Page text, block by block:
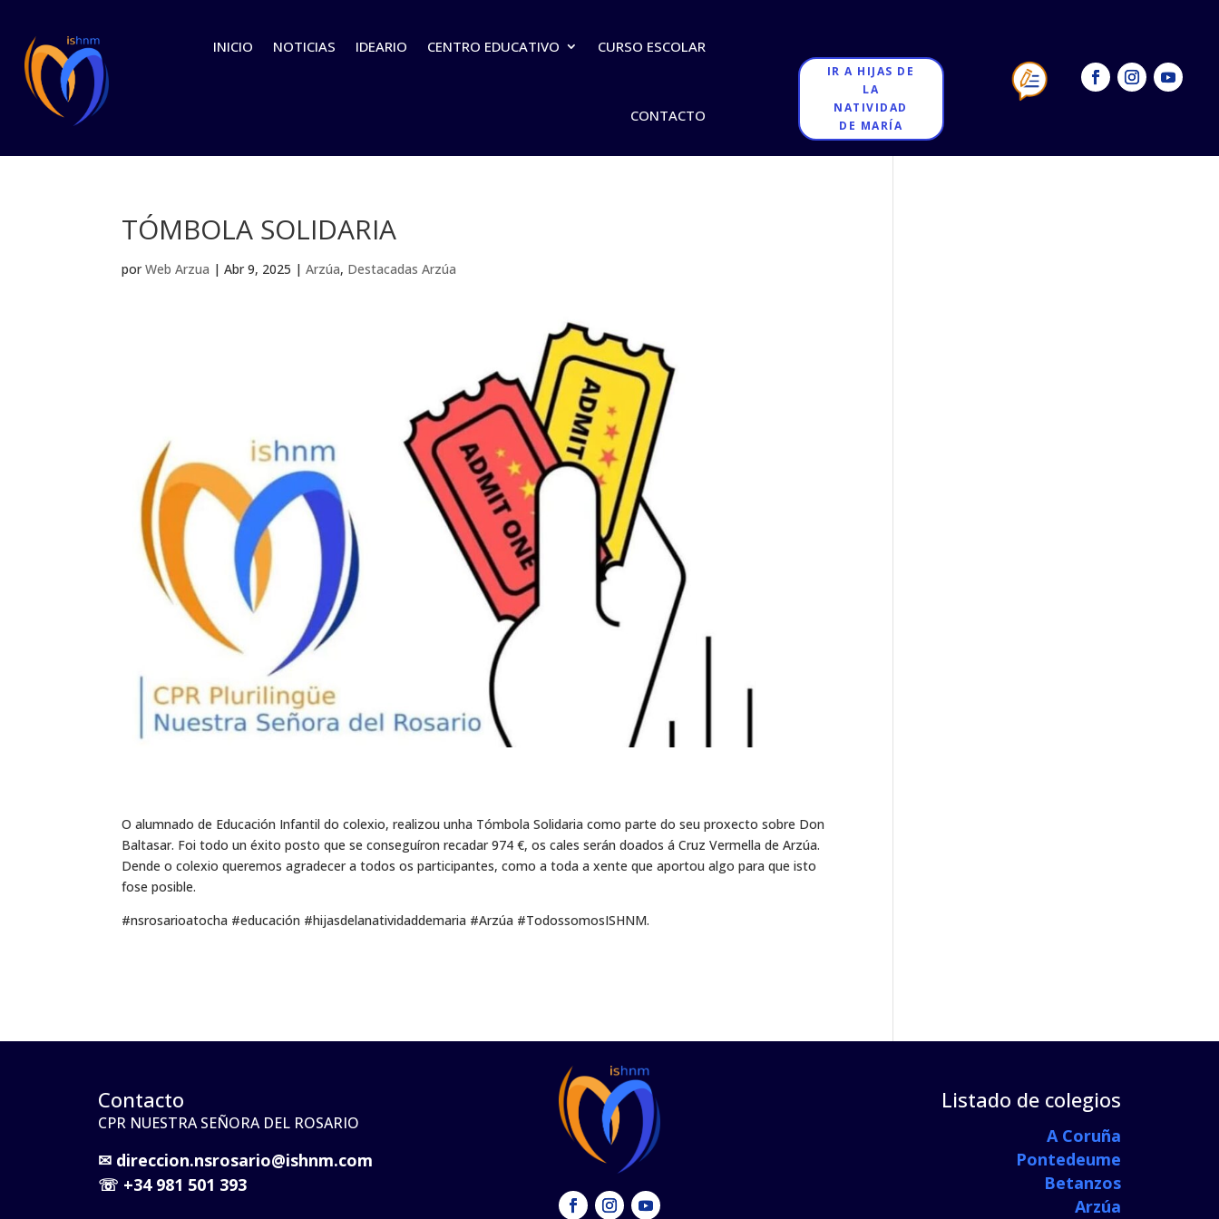
INICIO NOTICIAS IDEARIO CENTRO EDUCATIVO CURSO ESCOLAR
CONTACTO
IR A HIJAS DE
LA
NATIVIDAD
DE MARÍA
TÓMBOLA SOLIDARIA
porWeb Arzua |Abr 9, 2025 |Arzúa, Destacadas Arzúa
O alumnado de Educación Infantil do colexio, realizou unha Tómbola Solidaria como parte do seu proxecto sobre Don
Baltasar. Foi todo un éxito posto que se conseguíron recadar 974 €, os cales serán doados á Cruz Vermella de Arzúa.
Dende o colexio queremos agradecer a todos os participantes, como a toda a xente que aportou algo para que isto
fose posible.
#nsrosarioatocha #educación #hijasdelanatividaddemaria #Arzúa #TodossomosISHNM.
Contacto
CPR NUESTRA SEÑORA DEL ROSARIO
✉ direccion.nsrosario@ishnm.com
☏ +34 981 501 393
Listado de colegios
A Coruña
Pontedeume
Betanzos
Arzúa